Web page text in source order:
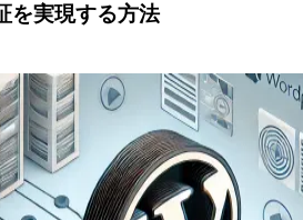
を実現する方法